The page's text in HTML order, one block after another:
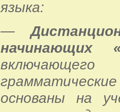
языка:
—
начинающих
основаны на